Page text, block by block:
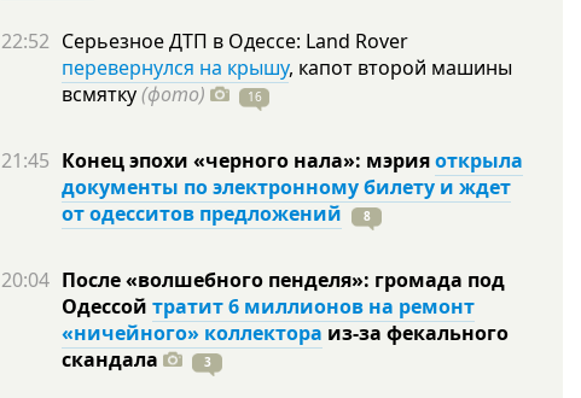
22:52 Серьезное ДТП в Одессе: Land Rover
перевернулся на крышу, капот второй машины
всмятку(фото) 16
21:45 Конец эпохи «черного нала»: мэрияоткрыла
документы по электронному билету и ждет
от одесситов предложений
8
20:04 После «волшебного пенделя»: громада под
Одессой тратит 6 миллионов на ремонт
«ничейного» коллектора из-за фекального
скандала
3